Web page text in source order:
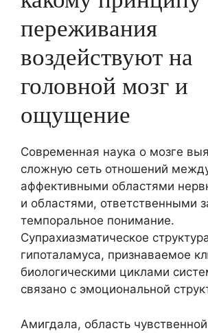
переживания
воздействуют на
головной мозг и
ощущение
Современная наука о мозге
сложную сеть отношений
аффективными областями
и областями, ответственными
темпоральное понимание.
Супрахиазматическое
гипоталамуса, признаваемое
биологическими циклами
связано с эмоциональной
Амигдала, область чувственной